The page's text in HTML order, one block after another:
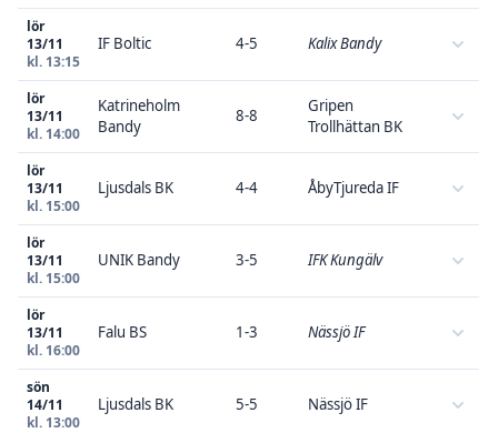
lör
13/11
kl. 13:15
IF Boltic 4-5 Kalix Bandy
lör
13/11
kl. 14:00
Katrineholm
Bandy
8-8
Gripen
Trollhättan BK
lör
13/11
kl. 15:00
Ljusdals BK 4-4 ÅbyTjureda IF
lör
13/11
kl. 15:00
UNIK Bandy 3-5 IFK Kungälv
lör
13/11
kl. 16:00
Falu BS 1-3 Nässjö IF
sön
14/11
kl. 13:00
Ljusdals BK 5-5 Nässjö IF